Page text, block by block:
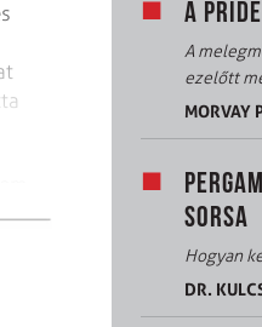
A
A
ezelőtt
MORVAY
SORSA
Hogyan
DR.